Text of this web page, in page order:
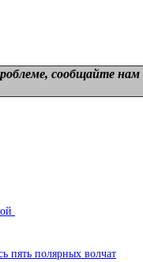
сообщайте нам
пять полярных волчат